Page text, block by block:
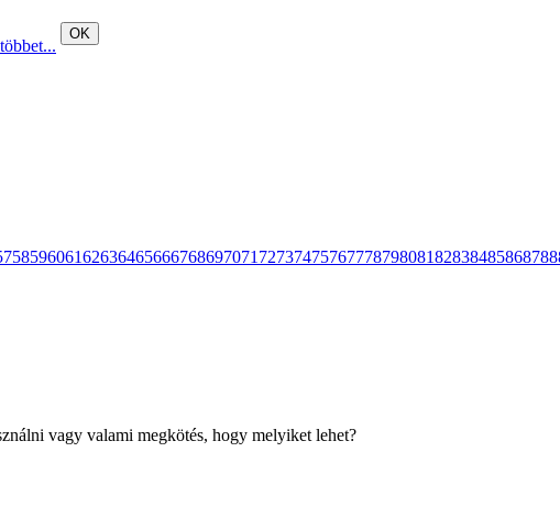
OK
5859606162636465666768697071 7273747576777879808182838485868788
vagy valami megkötés, hogy melyiket lehet?